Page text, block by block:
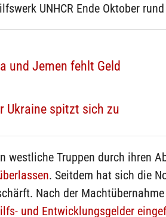
UNHCR Ende Oktober
und Jemen fehlt Geld
Ukraine spitzt sich zu
westliche Truppen durch ihren
. Seitdem hat sich die
Nach der
und Entwicklungsgelder